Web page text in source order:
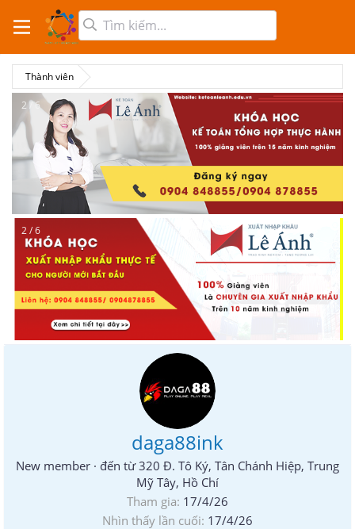
Thành viên
2 / 6
2 / 6
daga88ink
New member · đến từ 320 Đ. Tô Ký, Tân Chánh Hiệp, Trung
Mỹ Tây, Hồ Chí
Tham gia 17/4/26
Nhìn thấy lần cuối 17/4/26